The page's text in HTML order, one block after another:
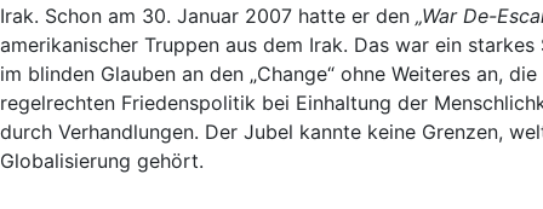
Irak. Schon am 30. Januar 2007 hatte er den „War De-
amerikanischer Truppen aus dem Irak. Das war ein
im blinden Glauben an den „Change“ ohne Weiteres an,
regelrechten Friedenspolitik bei Einhaltung der
durch Verhandlungen. Der Jubel kannte keine Grenzen,
Globalisierung gehört.